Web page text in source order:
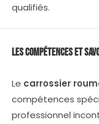
qualifiés.
Les Compétences et
Le carrossier
compétences
professionnel